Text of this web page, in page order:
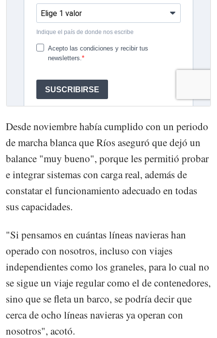
Desde noviembre había cumplido con un periodo
de marcha blanca que Ríos aseguró que dejó un
balance "muy bueno", porque les permitió probar
e integrar sistemas con carga real, además de
constatar el funcionamiento adecuado en todas
sus capacidades.
"Si pensamos en cuántas líneas navieras han
operado con nosotros, incluso con viajes
independientes como los graneles, para lo cual no
se sigue un viaje regular como el de contenedores,
sino que se fleta un barco, se podría decir que
cerca de ocho líneas navieras ya operan con
nosotros", acotó.